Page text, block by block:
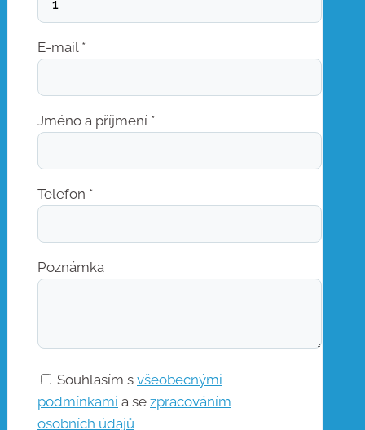
E-mail *
Jméno a příjmení *
Telefon *
Poznámka
Souhlasím s všeobecnými
podmínkami a se zpracováním
osobních údajů